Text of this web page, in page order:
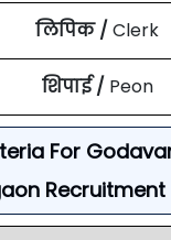
लिपिक / Clerk
शिपाई / Peon
For
Recruitment